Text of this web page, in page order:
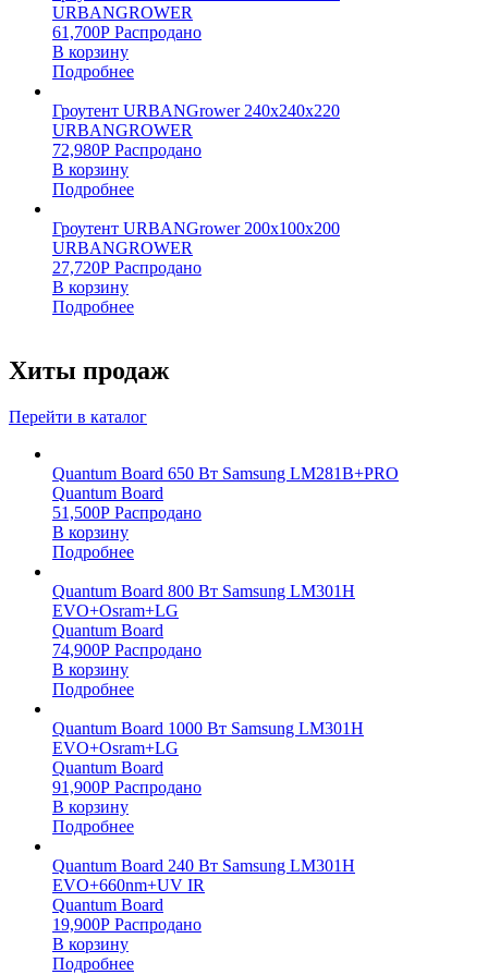
URBANGROWER
61,700Р Распродано
В корзину
Подробнее
Гроутент URBANGrower 240х240х220
URBANGROWER
72,980Р Распродано
В корзину
Подробнее
Гроутент URBANGrower 200х100х200
URBANGROWER
27,720Р Распродано
В корзину
Подробнее
Хиты продаж
Перейти в каталог
Quantum Board 650 Вт Samsung LM281B+PRO
Quantum Board
51,500Р Распродано
В корзину
Подробнее
Quantum Board 800 Вт Samsung LM301H
EVO+Osram+LG
Quantum Board
74,900Р Распродано
В корзину
Подробнее
Quantum Board 1000 Вт Samsung LM301H
EVO+Osram+LG
Quantum Board
91,900Р Распродано
В корзину
Подробнее
Quantum Board 240 Вт Samsung LM301H
EVO+660nm+UV IR
Quantum Board
19,900Р Распродано
В корзину
Подробнее